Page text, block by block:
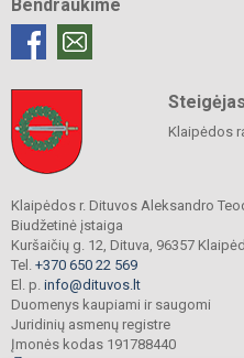
Bendraukime
Steigėjas
Klaipėdos
Klaipėdos r. Dituvos Aleksandro
Biudžetinė įstaiga
Kuršaičių g. 12, Dituva, 96357
Tel. +370 650 22 569
El. p. info@dituvos.lt
Duomenys kaupiami ir saugomi
Juridinių asmenų registre
Įmonės kodas 191788440